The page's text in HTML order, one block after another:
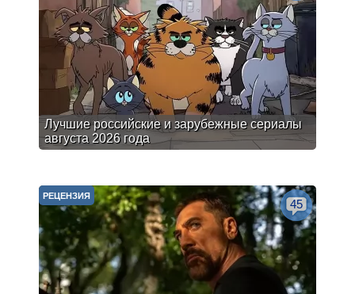
Лучшие российские и зарубежные сериалы
августа 2026 года
РЕЦЕНЗИЯ
45